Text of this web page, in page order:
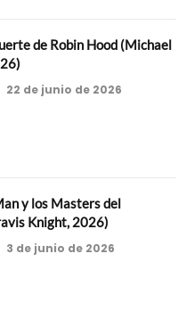
de Robin Hood (Michael
22 de junio de 2026
y los Masters del
Knight, 2026)
3 de junio de 2026